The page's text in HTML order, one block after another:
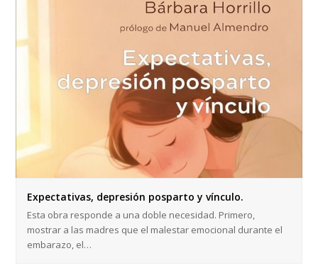
Expectativas, depresión posparto y vínculo.
Esta obra responde a una doble necesidad. Primero,
mostrar a las madres que el malestar emocional durante el
embarazo, el…